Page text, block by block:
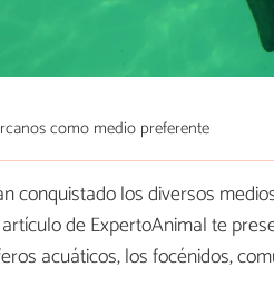
como medio preferente
conquistado los diversos
de ExpertoAnimal te
acuáticos, los focénidos,